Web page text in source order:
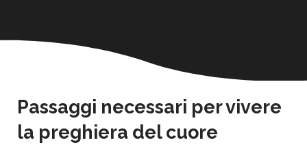
Passaggi necessari per vivere
la preghiera del cuore